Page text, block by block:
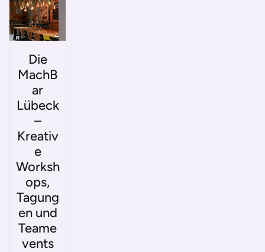
Die
MachB
ar
Lübeck
–
Kreativ
e
Worksh
ops,
Tagung
en und
Teame
vents